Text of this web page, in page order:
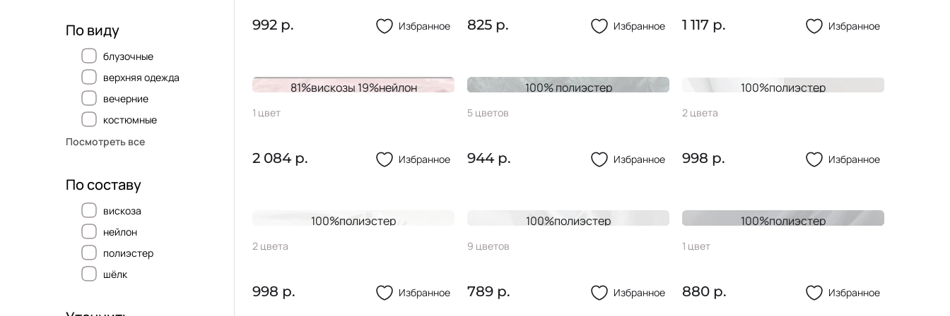
По виду
блузочные
верхняя одежда
вечерние
костюмные
Посмотреть все
По составу
вискоза
нейлон
полиэстер
шёлк
992 р. Избранное 825 р. Избранное 1 117 р. Избранное
81%вискозы 19%нейлон
Тафта GLAZE
1 цвет
2 084 р. Избранное
100% полиэстер
Тафта FOLD
5 цветов
944 р. Избранное
100%полиэстер
Тафта MASE
2 цвета
998 р. Избранное
100%полиэстер
Тафта KELLY
2 цвета
998 р. Избранное
100%полиэстер
Тафта AMUR
9 цветов
789 р. Избранное
100%полиэстер
Тафта PARADOX
1 цвет
880 р. Избранное